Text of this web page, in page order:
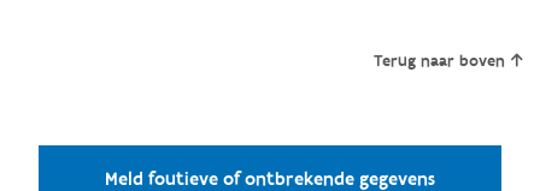
Terug naar boven
Meld foutieve of ontbrekende gegevens